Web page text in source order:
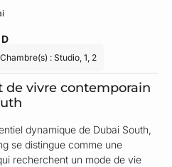
Chambre(s) : Studio, 1, 2
de vivre contemporain
dynamique de Dubai South,
se distingue comme une
recherchent un mode de vie